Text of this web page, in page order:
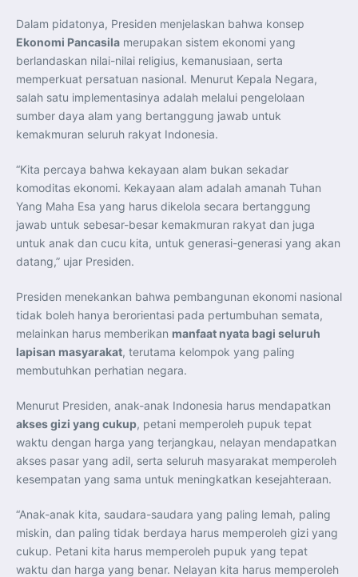
Menteri PKP dan Ketua DEN Perkuat Kolaborasi
Teknologi, Data, dan Pembiayaan Demi Percepatan
Program 3 Juta Rumah
Pendaftaran MagangHub Angkatan II Batch 1 Dibuka
hingga 28 Juli 2026, Kesempatan Raih Pengalaman Kerja
dan Sertifikasi Kompetensi
KASAU Bekali 154 Perwira Remaja AAU 2026, Tekankan
Integritas dan Profesionalisme sebagai Bekal
Menlu Sugiono Dorong Kemitraan ASEAN–Inggris yang
Lebih Erat Hadapi Tantangan Global
Indonesia Dorong ASEAN dan Uni Eropa Perkuat
Menlu RI Dorong Kemitraan Ekonomi ASEAN–Korea
Selatan untuk Perkuat Ketahanan Kawasan
Kemitraan ASEAN–Kanada Perkuat Ketahanan Ekonomi,
Pangan, dan Energi Kawasan
ASEAN dan India Perkuat Ketahanan Kawasan lewat
Kerja Sama Maritim, Ekonomi, dan Kesehatan
BI Pertahankan BI-Rate 5,75 Persen untuk Jaga
Stabilitas dan Dukung Pertumbuhan Ekonomi
Kepala BGN Sudaryono Tegaskan Komitmen Perkuat
Dalam pidatonya, Presiden menjelaskan bahwa konsep
Ekonomi Pancasila merupakan sistem ekonomi yang
berlandaskan nilai-nilai religius, kemanusiaan, serta
memperkuat persatuan nasional. Menurut Kepala Negara,
salah satu implementasinya adalah melalui pengelolaan
sumber daya alam yang bertanggung jawab untuk
kemakmuran seluruh rakyat Indonesia.
“Kita percaya bahwa kekayaan alam bukan sekadar
komoditas ekonomi. Kekayaan alam adalah amanah Tuhan
Yang Maha Esa yang harus dikelola secara bertanggung
jawab untuk sebesar-besar kemakmuran rakyat dan juga
untuk anak dan cucu kita, untuk generasi-generasi yang akan
datang,” ujar Presiden.
Presiden menekankan bahwa pembangunan ekonomi nasional
tidak boleh hanya berorientasi pada pertumbuhan semata,
melainkan harus memberikan manfaat nyata bagi seluruh
lapisan masyarakat, terutama kelompok yang paling
membutuhkan perhatian negara.
Menurut Presiden, anak-anak Indonesia harus mendapatkan
akses gizi yang cukup, petani memperoleh pupuk tepat
waktu dengan harga yang terjangkau, nelayan mendapatkan
akses pasar yang adil, serta seluruh masyarakat memperoleh
kesempatan yang sama untuk meningkatkan kesejahteraan.
“Anak-anak kita, saudara-saudara yang paling lemah, paling
miskin, dan paling tidak berdaya harus memperoleh gizi yang
cukup. Petani kita harus memperoleh pupuk yang tepat
waktu dan harga yang benar. Nelayan kita harus memperoleh